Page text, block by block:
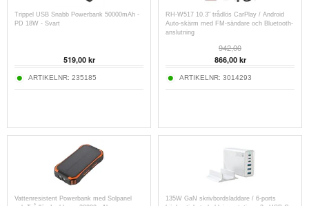
Trippel USB Snabb Powerbank 50000mAh -
PD 18W - Svart
519,00kr
ARTIKELNR: 235185
RH-W517 10.3" trådlös CarPlay / Android
Auto-skärm med FM-sändare och Bluetooth-
anslutning
942,00
866,00kr
ARTIKELNR: 3014293
Vattenresistent Powerbank med Solpanel
135W GaN skrivbordsladdare / 6-ports